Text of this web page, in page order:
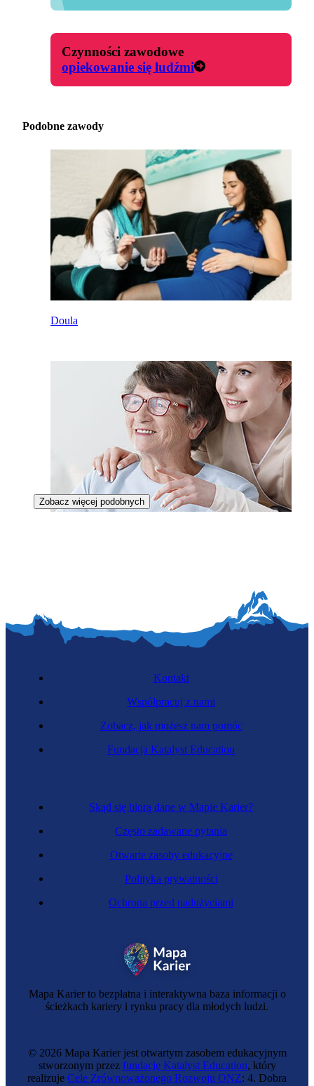
Czynności zawodowe
opiekowanie się ludźmi
Podobne zawody
Doula
Asystentka osoby z niepełnosprawnością
Zawód regulowany
Opiekunka dziecięca
Zobacz więcej podobnych
Mapa Karier to bezpłatna i interaktywna baza informacji o
ścieżkach kariery i rynku pracy dla młodych ludzi.
Skąd się biorą dane w Mapie Karier?
Często zadawane pytania
Otwarte zasoby edukacyjne
Polityka prywatności
Ochrona przed nadużyciami
Kontakt
Współpracuj z nami
Zobacz, jak możesz nam pomóc
Fundacja Katalyst Education
© 2026 Mapa Karier jest otwartym zasobem edukacyjnym
stworzonym przez fundację Katalyst Education, który
realizuje Cele Zrównoważonego Rozwoju ONZ: 4. Dobra